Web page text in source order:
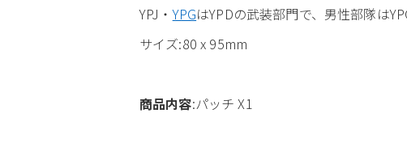
YPJ・YPGはYPDの武装部門で、男性部隊は
サイズ:80 x 95mm
商品内容:パッチ X1